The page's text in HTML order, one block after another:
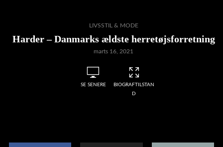
LIVSSTIL & MODE
Harder – Danmarks ældste herretøjsforretning
marts 16, 2021
SE SENERE
BIOGRAFTILSTAN
D